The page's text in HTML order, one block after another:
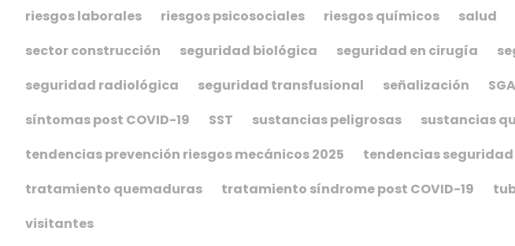
riesgos laborales
riesgos psicosociales riesgos químicos salud
sector construcción
seguridad biológica seguridad en cirugía
seguridad radiológica
seguridad transfusional señalización SGA
síntomas post COVID-19
SST sustancias peligrosas sustancias
tendencias prevención riesgos mecánicos 2025
tendencias
tratamiento quemaduras
tratamiento síndrome post COVID-19
visitantes